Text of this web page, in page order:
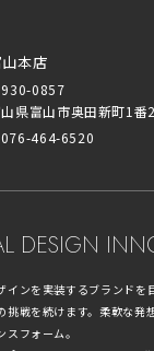
山本店
930-0857
県富山市奥田新町1番
076-464-6520
DESIGN
インを実装するブランドを
挑戦を続けます。柔軟な発
フォーム。